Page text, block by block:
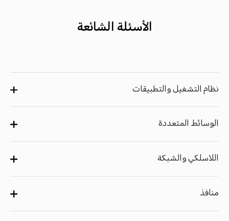
الأسئلة الشائعة
نظام التشغيل والتطبيقات
الوسائط المتعددة
اللاسلكي والشبكة
منافذ